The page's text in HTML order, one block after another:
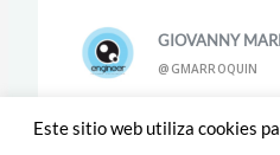
GIOVANNY
@GMARROQUIN
Este sitio web utiliza cookies